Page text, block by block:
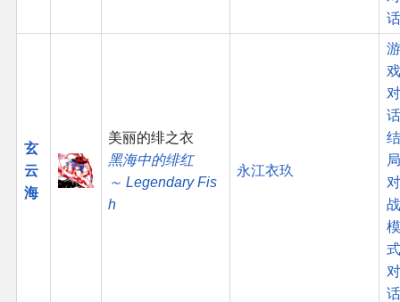
话
玄
云
海
美丽的绯之衣
黑海中的绯红
～ Legendary Fis
h
永江衣玖
游
戏
对
结
局
对
战
模
式
对
话